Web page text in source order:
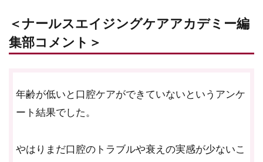
＜ナールスエイジングケアアカデミー編
集部コメント＞
年齢が低いと口腔ケアができていないというアンケ
ート結果でした。
やはりまだ口腔のトラブルや衰えの実感が少ないこ